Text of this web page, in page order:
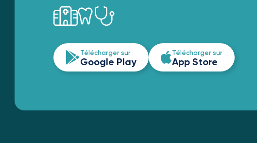
Télécharger sur
Google Play
Télécharger sur
App Store